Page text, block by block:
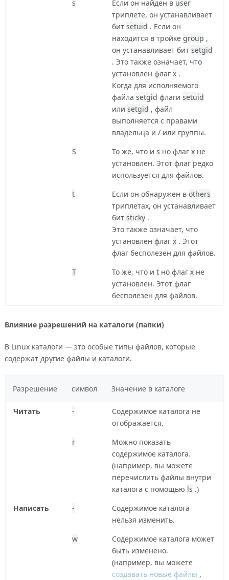
s Если он найден в user
триплете, он устанавливает
бит setuid . Если он
находится в тройке group ,
он устанавливает бит setgid
. Это также означает, что
установлен флаг x.
Когда для исполняемого
файла setgid флаги setuid
или setgid , файл
выполняется с правами
владельца и / или группы.
S
То же, что и s но флаг xне
установлен. Этот флаг редко
используется для файлов.
t
Если он обнаружен в others
триплетах, он устанавливает
бит sticky.
Это также означает, что
установлен флаг x. Этот
флаг бесполезен для файлов.
T
То же, что и tно флаг xне
установлен. Этот флаг
бесполезен для файлов.
Влияние разрешений на каталоги (папки)
В Linux каталоги — это особые типы файлов, которые
содержат другие файлы и каталоги.
Разрешение символ Значение в каталоге
Читать -
Содержимое каталога не
отображается.
r
Можно показать
содержимое каталога.
(например, вы можете
перечислить файлы внутри
каталога с помощью ls .)
Написать
-
Содержимое каталога
нельзя изменить.
w
Содержимое каталога может
быть изменено.
(например, вы можете
создавать новые файлы ,